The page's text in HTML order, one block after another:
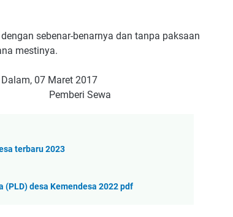
sebenar-benarnya dan tanpa paksaan
mestinya.
Maret 2017
Pemberi Sewa
terbaru 2023
desa Kemendesa 2022 pdf